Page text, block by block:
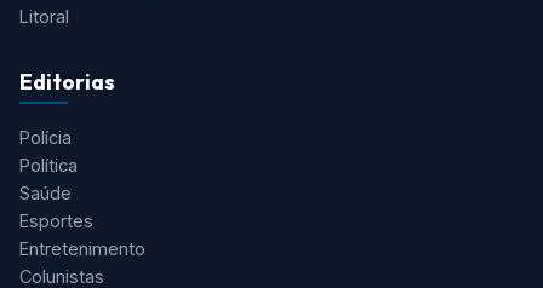
Litoral
Editorias
Polícia
Política
Saúde
Esportes
Entretenimento
Colunistas